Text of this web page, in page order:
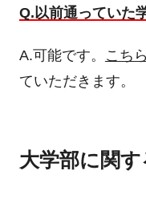
Q.以前通っていた
A.可能です。 こち
ていただきます。
大学部に関